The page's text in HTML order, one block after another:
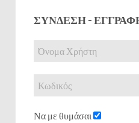
ΣΎΝΔΕΣΗ -
Να με θυμάσαι